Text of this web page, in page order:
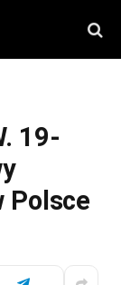
19-
Polsce